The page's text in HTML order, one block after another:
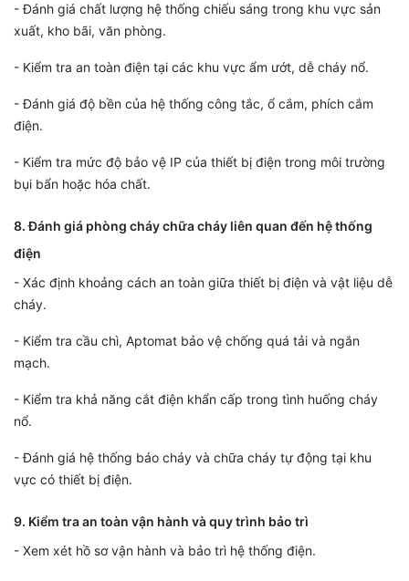
- Đánh giá chất lượng hệ thống chiếu sáng trong khu vực sản
xuất, kho bãi, văn phòng.
- Kiểm tra an toàn điện tại các khu vực ẩm ướt, dễ cháy nổ.
- Đánh giá độ bền của hệ thống công tắc, ổ cắm, phích cắm
điện.
- Kiểm tra mức độ bảo vệ IP của thiết bị điện trong môi trường
bụi bẩn hoặc hóa chất.
8. Đánh giá phòng cháy chữa cháy liên quan đến hệ thống
điện
- Xác định khoảng cách an toàn giữa thiết bị điện và vật liệu dễ
cháy.
- Kiểm tra cầu chì, Aptomat bảo vệ chống quá tải và ngắn
mạch.
- Kiểm tra khả năng cắt điện khẩn cấp trong tình huống cháy
nổ.
- Đánh giá hệ thống báo cháy và chữa cháy tự động tại khu
vực có thiết bị điện.
9. Kiểm tra an toàn vận hành và quy trình bảo trì
- Xem xét hồ sơ vận hành và bảo trì hệ thống điện.